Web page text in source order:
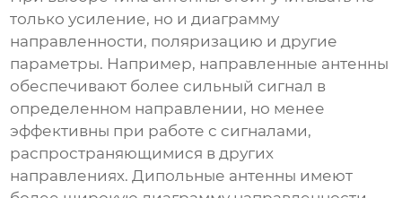
только усиление, но и диаграмму
направленности, поляризацию и другие
параметры. Например, направленные антенны
обеспечивают более сильный сигнал в
определенном направлении, но менее
эффективны при работе с сигналами,
распространяющимися в других
направлениях. Дипольные антенны имеют